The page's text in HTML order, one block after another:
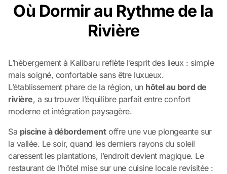
Où Dormir au Rythme de la
Rivière
L’hébergement à Kalibaru reflète l’esprit des lieux : simple
mais soigné, confortable sans être luxueux.
L’établissement phare de la région, un hôtel au bord de
rivière, a su trouver l’équilibre parfait entre confort
moderne et intégration paysagère.
Sa piscine à débordementoffre une vue plongeante sur
la vallée. Le soir, quand les derniers rayons du soleil
caressent les plantations, l’endroit devient magique. Le
restaurant de l’hôtel mise sur une cuisine locale revisitée :